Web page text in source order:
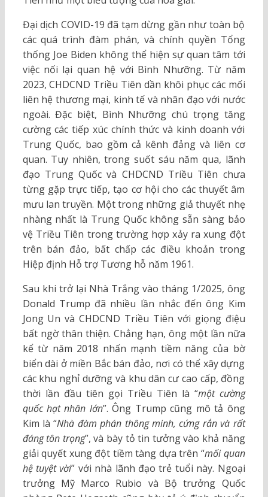
Đại dịch COVID-19 đã tạm dừng gần như toàn bộ
các quá trình đàm phán, và chính quyền Tổng
thống Joe Biden không thể hiện sự quan tâm tới
việc nối lại quan hệ với Bình Nhưỡng. Từ năm
2023, CHDCND Triều Tiên dần khôi phục các mối
liên hệ thương mại, kinh tế và nhân đạo với nước
ngoài. Đặc biệt, Bình Nhưỡng chú trọng tăng
cường các tiếp xúc chính thức và kinh doanh với
Trung Quốc, bao gồm cả kênh đảng và liên cơ
quan. Tuy nhiên, trong suốt sáu năm qua, lãnh
đạo Trung Quốc và CHDCND Triều Tiên chưa
từng gặp trực tiếp, tạo cơ hội cho các thuyết âm
mưu lan truyền. Một trong những giả thuyết nhẹ
nhàng nhất là Trung Quốc không sẵn sàng bảo
vệ Triều Tiên trong trường hợp xảy ra xung đột
trên bán đảo, bất chấp các điều khoản trong
Hiệp định Hỗ trợ Tương hỗ năm 1961.
Sau khi trở lại Nhà Trắng vào tháng 1/2025, ông
Donald Trump đã nhiều lần nhắc đến ông Kim
Jong Un và CHDCND Triều Tiên với giọng điệu
bất ngờ thân thiện. Chẳng hạn, ông một lần nữa
kể từ năm 2018 nhấn mạnh tiềm năng của bờ
biển dài ở miền Bắc bán đảo, nơi có thể xây dựng
các khu nghỉ dưỡng và khu dân cư cao cấp, đồng
thời lần đầu tiên gọi Triều Tiên là “một cường
quốc hạt nhân lớn”. Ông Trump cũng mô tả ông
Kim là “Nhà đàm phán thông minh, cứng rắn và rất
đáng tôn trọng”, và bày tỏ tin tưởng vào khả năng
giải quyết xung đột tiềm tàng dựa trên “mối quan
hệ tuyệt vời” với nhà lãnh đạo trẻ tuổi này. Ngoại
trưởng Mỹ Marco Rubio và Bộ trưởng Quốc